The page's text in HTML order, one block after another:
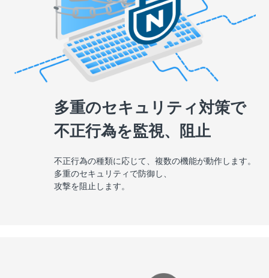
多重のセキュリティ対策で
不正行為を監視、阻止
不正行為の種類に応じて、 複数の機能が動作します。
多重のセキュリティで防御し、
攻撃を阻止します。